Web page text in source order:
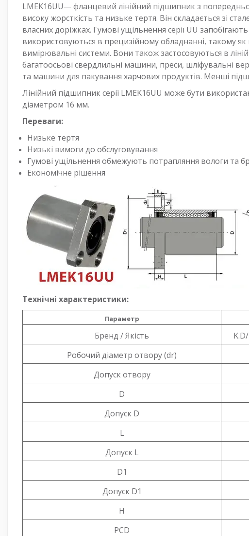
LMEK16UU— фланцевий лінійний підшипник з
високу жорсткість та низьке тертя. Він складається зі
власних доріжках. Гумові ущільнення серії UU
використовуються в прецизійному обладнанні, такому
вимірювальні системи. Вони також застосовуються в
багатоосьові свердлильні машини, преси, шліфувальні
та машини для пакування харчових продуктів. Менші
Лінійний підшипник серії LMEK16UU може бути
діаметром 16 мм.
Переваги:
Низьке тертя
Низькі вимоги до обслуговування
Гумові ущільнення обмежують потрапляння вологи та
Економічне рішення
Технічні характеристики:
Параметр
Бренд / Якість
Робочий діаметр отвору (dr)
Допуск отвору
D
Допуск D
L
Допуск L
D1
Допуск D1
H
PCD